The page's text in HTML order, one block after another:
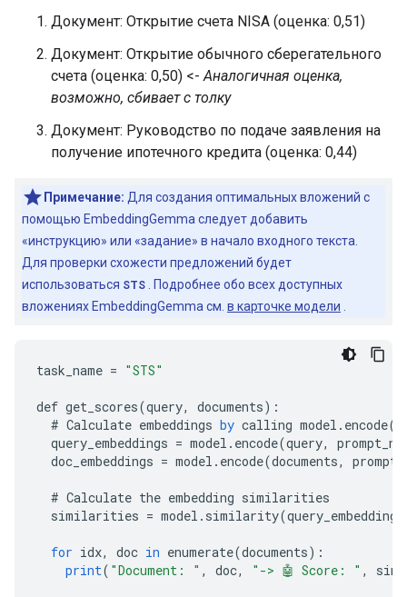
Документ: Открытие счета NISA (оценка: 0,51)
Документ: Открытие обычного сберегательного
счета (оценка: 0,50) <-Аналогичная оценка,
возможно, сбивает с толку
Документ: Руководство по подаче заявления на
получение ипотечного кредита (оценка: 0,44)
Примечание: Для создания оптимальных вложений с
помощью EmbeddingGemma следует добавить
«инструкцию» или «задание» в начало входного текста.
Для проверки схожести предложений будет
использоваться STS . Подробнее обо всех доступных
вложениях EmbeddingGemma см. в карточке модели
task_name = "STS"
def get_scores(query, documents) :
# Calculate embeddings by calling model . encode()
query_embeddings = model . encode(query,
doc_embeddings = model . encode(documents,
# Calculate the embedding similarities
similarities = model . similarity(query_embeddings
for idx, doc in enumerate(documents) :
print( "Document: " , doc, "-> 🤖 Score: " ,